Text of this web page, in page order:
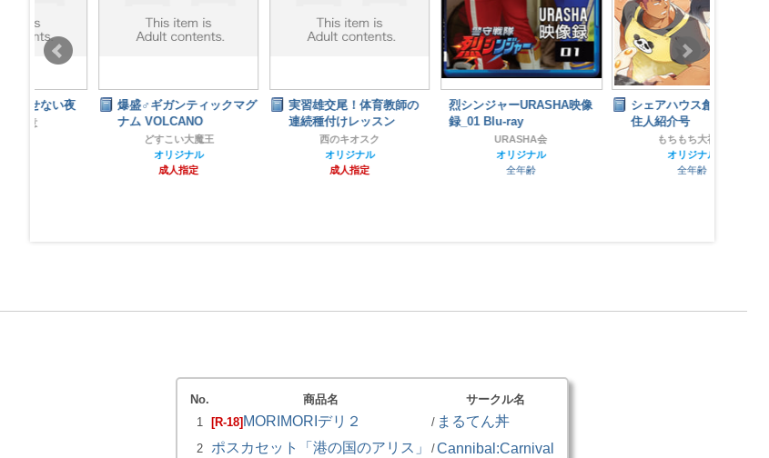
爆盛♂ギガンティックマグ
ナム VOLCANO
どすこい大魔王
実習雄交尾！体育教師の
連続種付けレッスン
烈シンジャーURASHA映像
録_01 Blu-ray
シェアハウス創作 2MDK
もちもち大福屋
No. 商品名
サークル名
1
[R-18] MORIMORIデリ２ / まるてん丼
2 ポスカセット「港の国のアリス」 /Cannibal:Carnival